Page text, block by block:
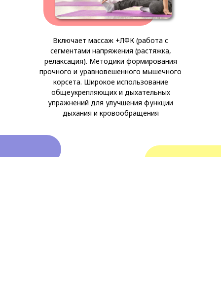
Включает массаж +ЛФК (работа с
сегментами напряжения (растяжка,
релаксация). Методики формирования
прочного и уравновешенного мышечного
корсета. Широкое использование
общеукрепляющих и дыхательных
упражнений для улучшения функции
дыхания и кровообращения